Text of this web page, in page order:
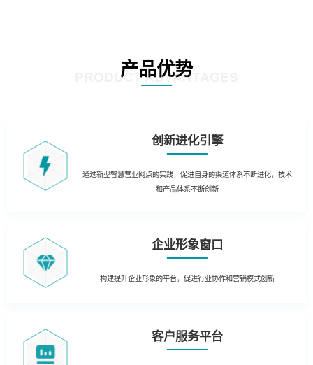
产品优势
PRODUCT ADVANTAGES
创新进化引擎
通过新型智慧营业网点的实践，促进自身的渠道体系不断进化，技术
和产品体系不断创新
企业形象窗口
构建提升企业形象的平台，促进行业协作和营销模式创新
客户服务平台